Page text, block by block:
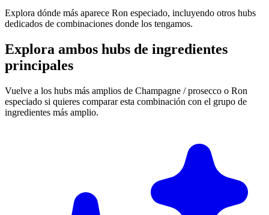
Explora dónde más aparece Ron especiado, incluyendo otros hubs
dedicados de combinaciones donde los tengamos.
Explora ambos hubs de ingredientes
principales
Vuelve a los hubs más amplios de Champagne / prosecco o Ron
especiado si quieres comparar esta combinación con el grupo de
ingredientes más amplio.